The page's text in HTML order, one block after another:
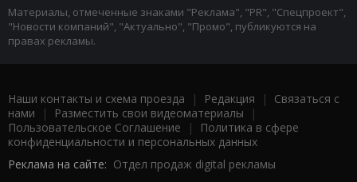
Материалы, отмеченные знаками "Реклама", "PR", "Спецпроект",
"Новости компаний", "Актуально", "Промо", публикуются на
правах рекламы.
Наши контакты и схема проезда | Редакция | Связаться с
нами | Разместить свои видеоматериалы |
Пользовательское Соглашение |
Политика в сфере
конфиденциальности и персональных данных
Реклама на сайте: Отдел продаж digital рекламы